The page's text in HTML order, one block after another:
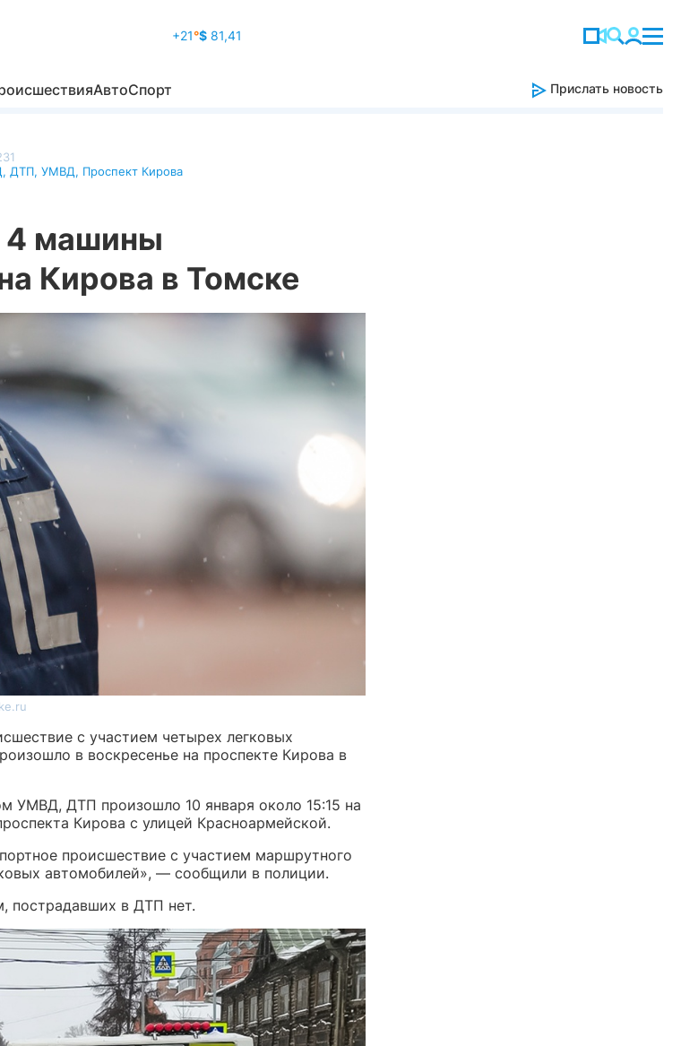
+21°$ 81,41
АвтоСпорт Прислать новость
, ДТП, УМВД, Проспект Кирова
4 машины
Кирова в Томске
с участием четырех легковых
в воскресенье на проспекте Кирова в
УМВД, ДТП произошло 10 января около 15:15 на
Кирова с улицей Красноармейской.
происшествие с участием маршрутного
автомобилей», — сообщили в полиции.
пострадавших в ДТП нет.